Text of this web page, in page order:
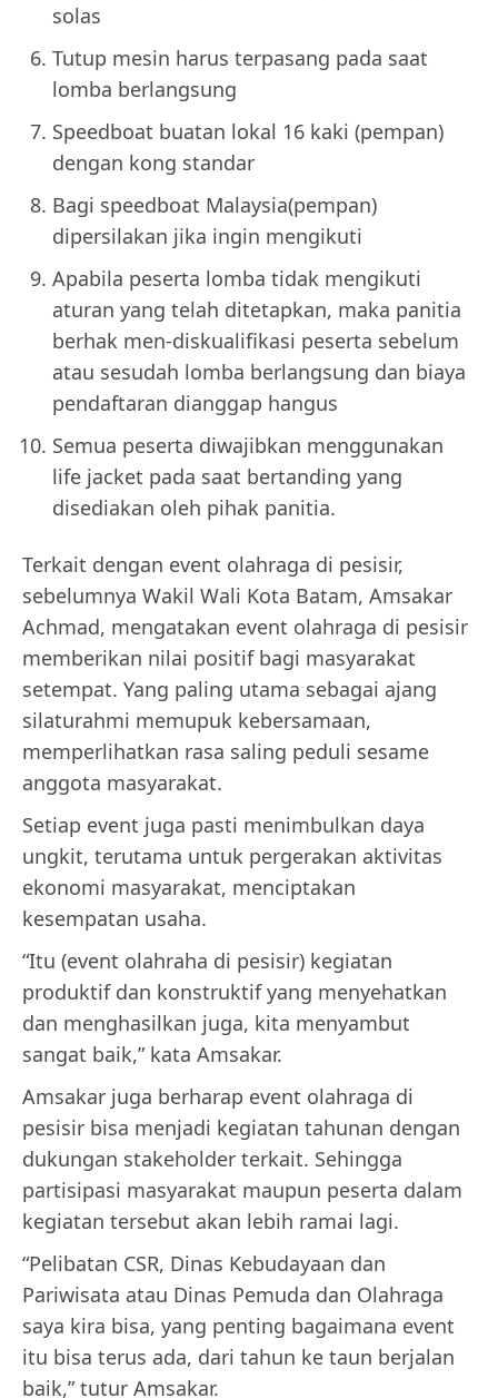
solas
Tutup mesin harus terpasang pada saat
lomba berlangsung
Speedboat buatan lokal 16 kaki (pempan)
dengan kong standar
Bagi speedboat Malaysia(pempan)
dipersilakan jika ingin mengikuti
Apabila peserta lomba tidak mengikuti
aturan yang telah ditetapkan, maka panitia
berhak men-diskualifikasi peserta sebelum
atau sesudah lomba berlangsung dan biaya
pendaftaran dianggap hangus
Semua peserta diwajibkan menggunakan
life jacket pada saat bertanding yang
disediakan oleh pihak panitia.
Terkait dengan event olahraga di pesisir,
sebelumnya Wakil Wali Kota Batam, Amsakar
Achmad, mengatakan event olahraga di pesisir
memberikan nilai positif bagi masyarakat
setempat. Yang paling utama sebagai ajang
silaturahmi memupuk kebersamaan,
memperlihatkan rasa saling peduli sesame
anggota masyarakat.
Setiap event juga pasti menimbulkan daya
ungkit, terutama untuk pergerakan aktivitas
ekonomi masyarakat, menciptakan
kesempatan usaha.
“Itu (event olahraha di pesisir) kegiatan
produktif dan konstruktif yang menyehatkan
dan menghasilkan juga, kita menyambut
sangat baik,” kata Amsakar.
Amsakar juga berharap event olahraga di
pesisir bisa menjadi kegiatan tahunan dengan
dukungan stakeholder terkait. Sehingga
partisipasi masyarakat maupun peserta dalam
kegiatan tersebut akan lebih ramai lagi.
“Pelibatan CSR, Dinas Kebudayaan dan
Pariwisata atau Dinas Pemuda dan Olahraga
saya kira bisa, yang penting bagaimana event
itu bisa terus ada, dari tahun ke taun berjalan
baik,” tutur Amsakar.